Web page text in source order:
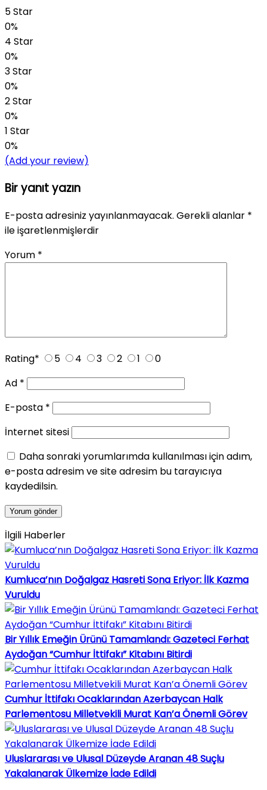
5 Star
0%
4 Star
0%
3 Star
0%
2 Star
0%
1 Star
0%
(Add your review)
Bir yanıt yazın
E-posta adresiniz yayınlanmayacak. Gerekli alanlar *
ile işaretlenmişlerdir
Yorum *
Rating* 5 4 3 2 1
0
Ad *
E-posta *
İnternet sitesi
Daha sonraki yorumlarımda kullanılması için adım,
e-posta adresim ve site adresim bu tarayıcıya
kaydedilsin.
İlgili Haberler
Kumluca’nın Doğalgaz Hasreti Sona Eriyor: İlk Kazma
Vuruldu
Bir Yıllık Emeğin Ürünü Tamamlandı: Gazeteci Ferhat
Aydoğan “Cumhur İttifakı” Kitabını Bitirdi
Cumhur İttifakı Ocaklarından Azerbaycan Halk
Parlementosu Milletvekili Murat Kan’a Önemli Görev
Uluslararası ve Ulusal Düzeyde Aranan 48 Suçlu
Yakalanarak Ülkemize İade Edildi